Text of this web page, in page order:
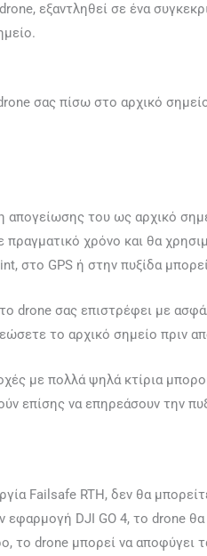
εξαντληθεί σε ένα
σας πίσω στο αρχικό
απογείωσης του ως αρχικό
πραγματικό χρόνο και θα
στο GPS ή στην πυξίδα
drone σας επιστρέφει με
το αρχικό σημείο πριν
με πολλά ψηλά κτίρια
επίσης να επηρεάσουν την
Failsafe RTH, δεν θα
DJI GO 4, το drone
drone μπορεί να αποφύγει